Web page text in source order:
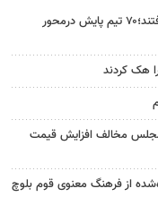
۴ نفر از غرق‌شدگی در زاینده‌رود نجات یافتند؛۷۰ تیم پایش درمحور
هک کردند
مجلس مخالف افزایش قیمت
از فرهنگ معنوی قوم بلوچ